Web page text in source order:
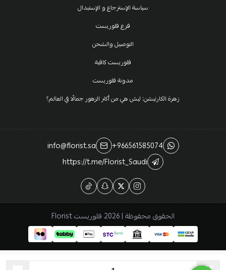
سياسة الإسترجاع و الإستبدال
فرع فلوريست
التوصيل والشحن
فلوريست كافية
مدونة فلوريست
زهرة الكارنيشن: ليش هي من أكثر الزهور جمالًا في العالم؟
+966561585074
info@florist.sa
https://t.me/Florist_Saudi
الحقوق محفوظة | 2026 فلوريست Florist